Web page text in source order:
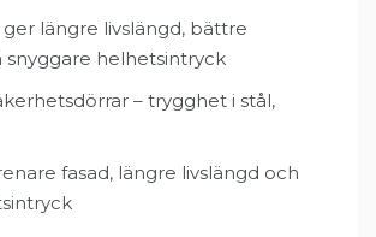
längre livslängd, bättre
snyggare helhetsintryck
– trygghet i stål,
fasad, längre livslängd och